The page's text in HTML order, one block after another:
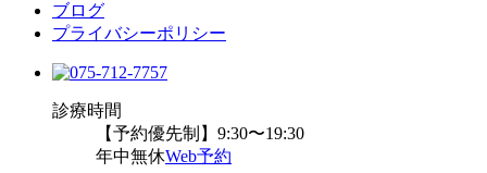
ブログ
プライバシーポリシー
診療時間
【予約優先制】9:30〜19:30
年中無休Web予約